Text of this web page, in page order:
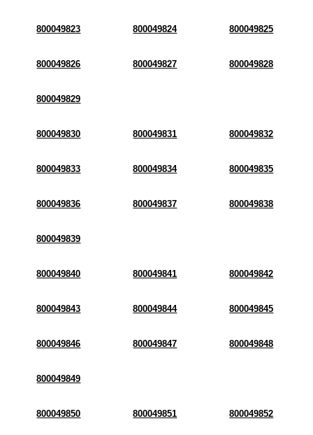
800049823 800049824 800049825
800049826 800049827 800049828
800049829
800049830 800049831 800049832
800049833 800049834 800049835
800049836 800049837 800049838
800049839
800049840 800049841 800049842
800049843 800049844 800049845
800049846 800049847 800049848
800049849
800049850 800049851 800049852